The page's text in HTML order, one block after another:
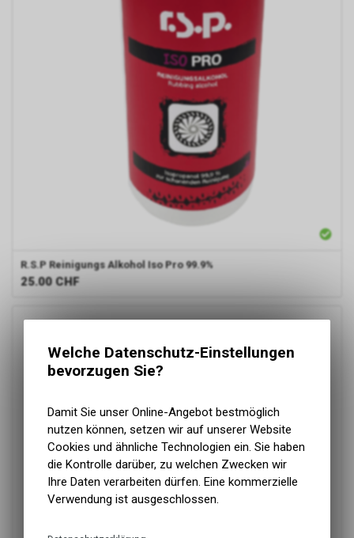
R.S.P Reinigungs Alkohol Iso Pro 99.9%
25.00 CHF
Welche Datenschutz-Einstellungen
bevorzugen Sie?
Damit Sie unser Online-Angebot bestmöglich
nutzen können, setzen wir auf unserer Website
Cookies und ähnliche Technologien ein. Sie haben
die Kontrolle darüber, zu welchen Zwecken wir
Ihre Daten verarbeiten dürfen. Eine kommerzielle
Verwendung ist ausgeschlossen.